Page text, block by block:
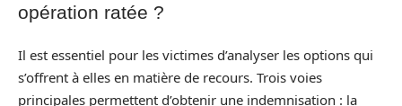
opération ratée ?
Il est essentiel pour les victimes d’analyser les options qui
s’offrent à elles en matière de recours. Trois voies
principales permettent d’obtenir une indemnisation : la